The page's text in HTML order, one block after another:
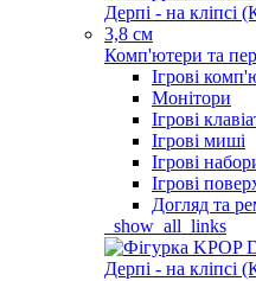
Комп'ютери та
Ігрові
Монітори
Ігрові
Ігрові миші
Ігрові
Ігрові
Догляд та
_show_all_links